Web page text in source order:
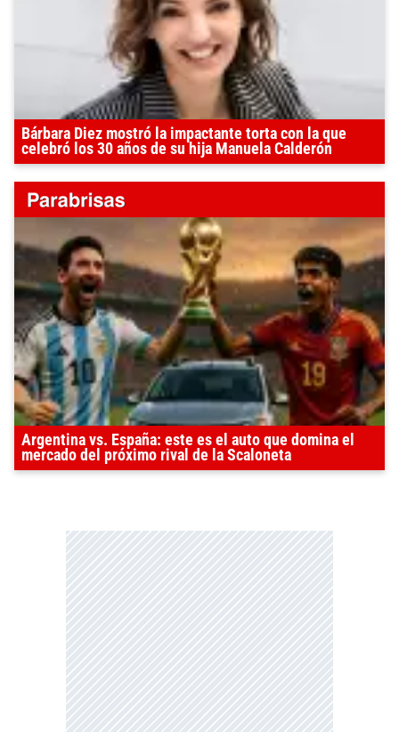
Bárbara Diez mostró la impactante torta con la que
celebró los 30 años de su hija Manuela Calderón
Argentina vs. España: este es el auto que domina el
mercado del próximo rival de la Scaloneta